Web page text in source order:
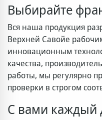
Выбирайте
Вся наша продукция
Верхней Савойе
инновационным
качества,
работы, мы регулярно
проверки в строгом
С вами каждый